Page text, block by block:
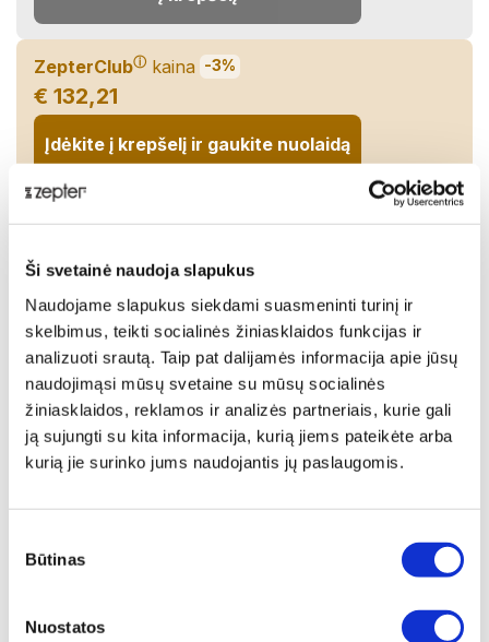
Ši svetainė naudoja slapukus
Naudojame slapukus siekdami suasmeninti turinį ir
skelbimus, teikti socialinės žiniasklaidos funkcijas ir
analizuoti srautą. Taip pat dalijamės informacija apie jūsų
naudojimąsi mūsų svetaine su mūsų socialinės
žiniasklaidos, reklamos ir analizės partneriais, kurie gali
ją sujungti su kita informacija, kurią jiems pateikėte arba
kurią jie surinko jums naudojantis jų paslaugomis.
pasirinkimas
Būtinas
Nuostatos
ZepterClubⓘ kaina -3%
€ 132,21
Įdėkite į krepšelį ir gaukite nuolaidą
Netrukus turėsime sandėlyje!
Aprašymas
Pristatymas
Techniniai duomenys
LP-RGSP
Rio Gold druskinė ir pipirinė